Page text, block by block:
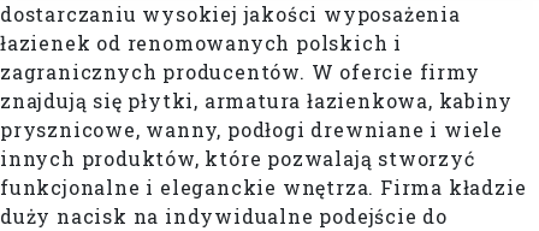
dostarczaniu wysokiej jakości wyposażenia
łazienek od renomowanych polskich i
zagranicznych producentów. W ofercie firmy
znajdują się płytki, armatura łazienkowa, kabiny
prysznicowe, wanny, podłogi drewniane i wiele
innych produktów, które pozwalają stworzyć
funkcjonalne i eleganckie wnętrza. Firma kładzie
duży nacisk na indywidualne podejście do